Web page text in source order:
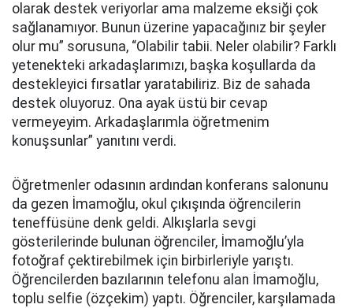
olarak destek veriyorlar ama malzeme eksiği çok
sağlanamıyor. Bunun üzerine yapacağınız bir şeyler
olur mu” sorusuna, “Olabilir tabii. Neler olabilir? Farklı
yetenekteki arkadaşlarımızı, başka koşullarda da
destekleyici fırsatlar yaratabiliriz. Biz de sahada
destek oluyoruz. Ona ayak üstü bir cevap
vermeyeyim. Arkadaşlarımla öğretmenim
konuşsunlar” yanıtını verdi.
Öğretmenler odasının ardından konferans salonunu
da gezen İmamoğlu, okul çıkışında öğrencilerin
teneffüsüne denk geldi. Alkışlarla sevgi
gösterilerinde bulunan öğrenciler, İmamoğlu’yla
fotoğraf çektirebilmek için birbirleriyle yarıştı.
Öğrencilerden bazılarının telefonu alan İmamoğlu,
toplu selfie (özçekim) yaptı. Öğrenciler, karşılamada